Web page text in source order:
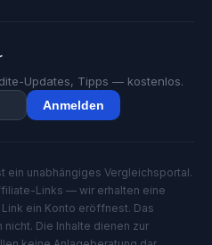
Updates, Tipps — kostenlos.
Anmelden
ein unabhängiges Vergleichsportal.
Links — wir erhalten eine
ein Konto eröffnest. Das
Die Inhalte dienen zur